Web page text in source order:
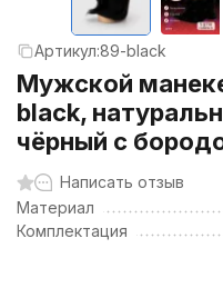
Артикул:89-black
Мужской
black,
чёрный с
Написать отзыв
Материал
Комплектация